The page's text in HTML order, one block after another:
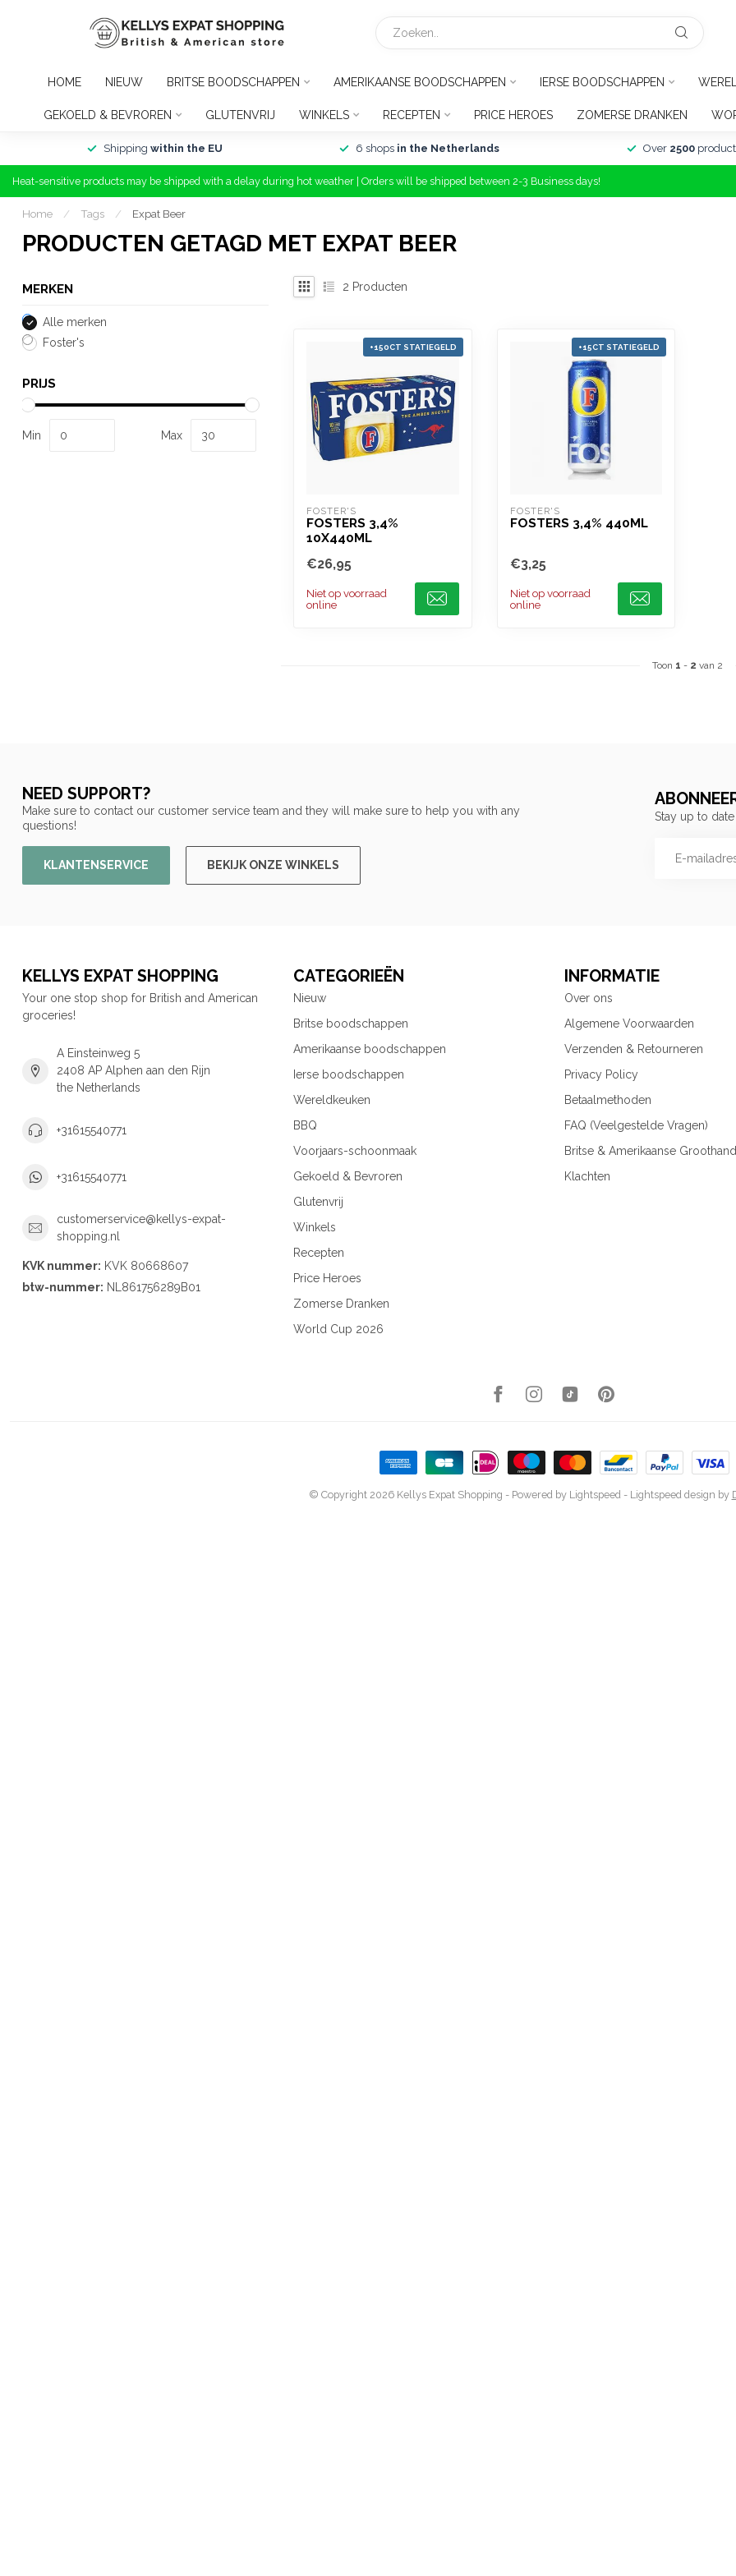
HOME NIEUW BRITSE BOODSCHAPPEN AMERIKAANSE BOODSCHAPPEN IERSE BOODSCHAPPEN
GEKOELD & BEVROREN GLUTENVRIJ WINKELS RECEPTEN PRICE HEROES ZOMERSE DRANKEN
Shipping within the EU 6 shops in the Netherlands Over 2500
Heat-sensitive products may be shipped with a delay during hot weather | Orders will be shipped between 2-3 Business days!
Home / Tags / Expat Beer
PRODUCTEN GETAGD MET EXPAT BEER
MERKEN
Alle merken
Foster's
PRIJS
Min Max
2 Producten
+150CT STATIEGELD
FOSTER'S
FOSTERS 3,4%
10X440ML
€26,95
Niet op voorraad
online
+15CT STATIEGELD
FOSTER'S
FOSTERS 3,4% 440ML
€3,25
Niet op voorraad
online
Toon 1 - 2 van 2
NEED SUPPORT?
Make sure to contact our customer service team and they will make sure to help you with any
questions!
KLANTENSERVICE BEKIJK ONZE WINKELS
Stay up to
KELLYS EXPAT SHOPPING
Your one stop shop for British and American
groceries!
A Einsteinweg 5
2408 AP Alphen aan den Rijn
the Netherlands
+31615540771
+31615540771
customerservice@kellys-expat-
shopping.nl
KVK nummer: KVK 80668607
btw-nummer: NL861756289B01
CATEGORIEËN
Nieuw
Britse boodschappen
Amerikaanse boodschappen
Ierse boodschappen
Wereldkeuken
BBQ
Voorjaars-schoonmaak
Gekoeld & Bevroren
Glutenvrij
Winkels
Recepten
Price Heroes
Zomerse Dranken
World Cup 2026
INFORMATIE
Over ons
Algemene Voorwaarden
Verzenden & Retourneren
Privacy Policy
Betaalmethoden
FAQ (Veelgestelde Vragen)
Britse & Amerikaanse
Klachten
© Copyright 2026 Kellys Expat Shopping - Powered by Lightspeed- Lightspeed design by